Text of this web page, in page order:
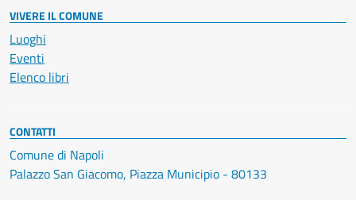
VIVERE IL COMUNE
Luoghi
Eventi
Elenco libri
CONTATTI
Comune di Napoli
Palazzo San Giacomo, Piazza Municipio - 80133